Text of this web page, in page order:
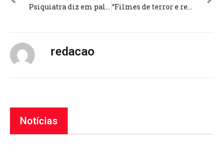
Psiquiatra diz em palestra que “ser feliz” dribla os sintomas do suicídio
“Filmes de terror e reality show não acrescentam nada à vida do cristão”, alerta Gabriela Rocha
redacao
Notícias